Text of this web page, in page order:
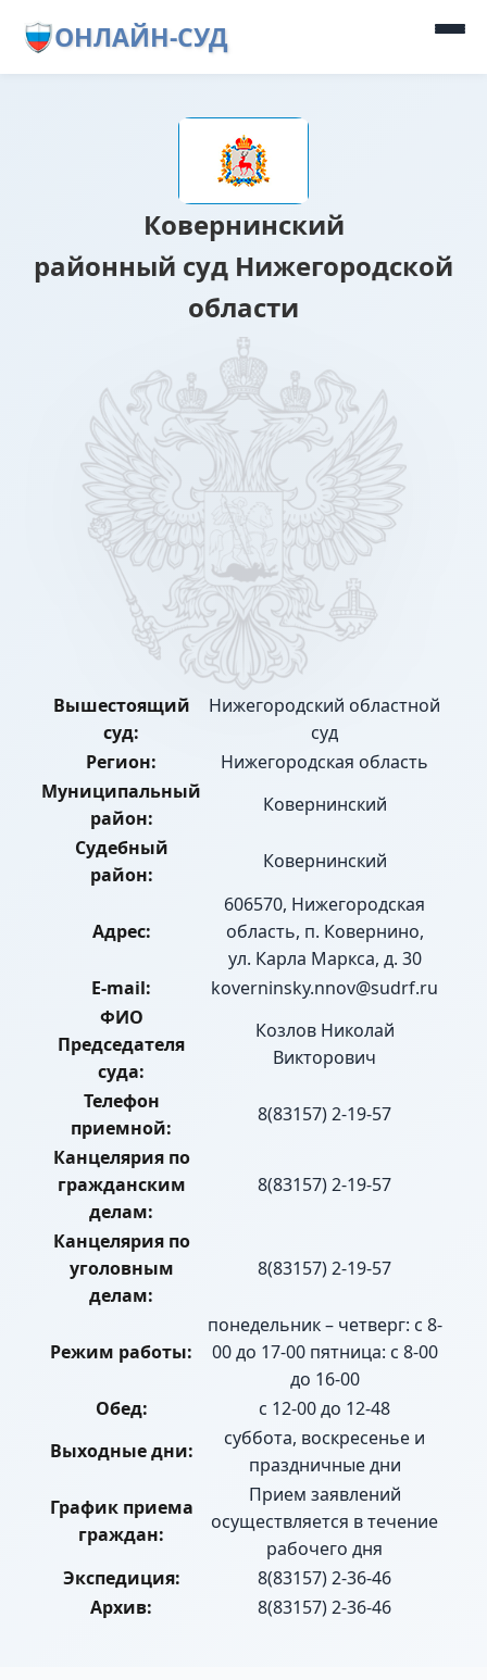
ОНЛАЙН-СУД
Ковернинский
районный суд Нижегородской
области
Вышестоящий
суд:
Нижегородский областной
суд
Регион:
Нижегородская область
Муниципальный
район:
Ковернинский
Судебный
район:
Ковернинский
Адрес:
606570, Нижегородская
область, п. Ковернино,
ул. Карла Маркса, д. 30
E-mail:
koverninsky.nnov@sudrf.ru
ФИО
Председателя
суда:
Козлов Николай
Викторович
Телефон
приемной:
8(83157) 2-19-57
Канцелярия по
гражданским
делам:
8(83157) 2-19-57
Канцелярия по
уголовным
делам:
8(83157) 2-19-57
Режим работы:
понедельник – четверг: с 8-
00 до 17-00 пятница: с 8-00
до 16-00
Обед:
с 12-00 до 12-48
Выходные дни:
суббота, воскресенье и
праздничные дни
График приема
граждан:
Прием заявлений
осуществляется в течение
рабочего дня
Экспедиция:
8(83157) 2-36-46
Архив:
8(83157) 2-36-46